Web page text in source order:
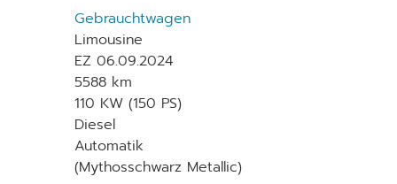
Gebrauchtwagen
Limousine
EZ 06.09.2024
5588 km
110 KW (150 PS)
Diesel
Automatik
(Mythosschwarz Metallic)